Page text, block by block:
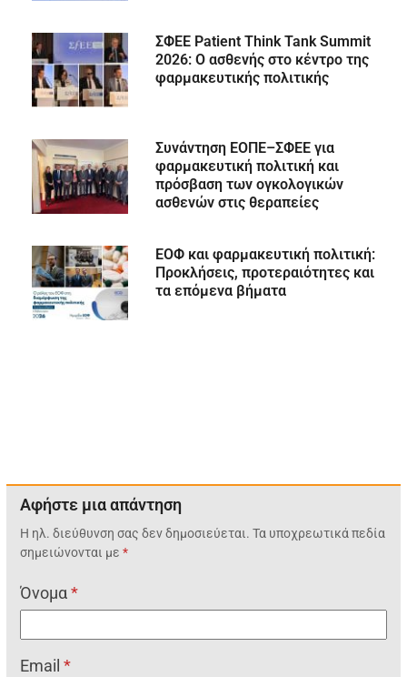
ΣΦΕΕ Patient Think Tank Summit
2026: Ο ασθενής στο κέντρο της
φαρμακευτικής πολιτικής
Συνάντηση ΕΟΠΕ–ΣΦΕΕ για
φαρμακευτική πολιτική και
πρόσβαση των ογκολογικών
ασθενών στις θεραπείες
ΕΟΦ και φαρμακευτική πολιτική:
Προκλήσεις, προτεραιότητες και
τα επόμενα βήματα
Αφήστε μια απάντηση
Η ηλ. διεύθυνση σας δεν δημοσιεύεται. Τα υποχρεωτικά πεδία
σημειώνονται με*
Όνομα*
Email*